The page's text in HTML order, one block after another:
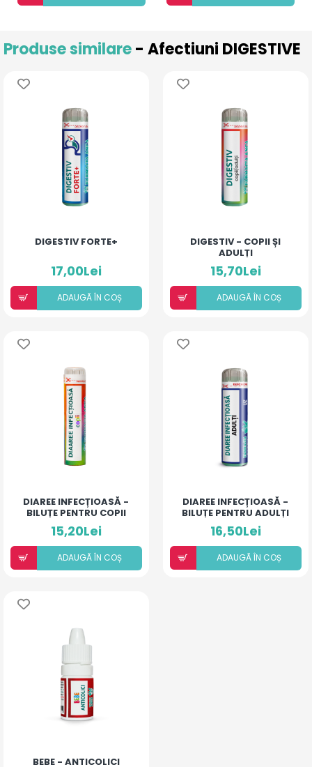
Produse similare- Afectiuni DIGESTIVE
DIGESTIV FORTE+
17,00Lei
ADAUGÃ ÎN COȘ
DIGESTIV - COPII ȘI
ADULȚI
15,70Lei
ADAUGÃ ÎN COȘ
DIAREE INFECȚIOASĂ -
BILUȚE PENTRU COPII
15,20Lei
ADAUGÃ ÎN COȘ
DIAREE INFECȚIOASĂ -
BILUȚE PENTRU ADULȚI
16,50Lei
ADAUGÃ ÎN COȘ
BEBE - ANTICOLICI